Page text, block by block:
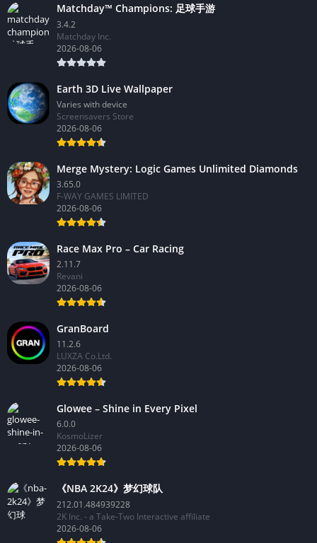
Matchday™ Champions: 足球手游
3.4.2
Matchday Inc.
2026-08-06
Earth 3D Live Wallpaper
Varies with device
Screensavers Store
2026-08-06
Merge Mystery: Logic Games Unlimited Diamonds
3.65.0
F-WAY GAMES LIMITED
2026-08-06
Race Max Pro – Car Racing
2.11.7
Revani
2026-08-06
GranBoard
11.2.6
LUXZA Co.Ltd.
2026-08-06
Glowee – Shine in Every Pixel
6.0.0
KosmoLizer
2026-08-06
《NBA 2K24》梦幻球队
212.01.484939228
2K Inc. - a Take-Two Interactive affiliate
2026-08-06